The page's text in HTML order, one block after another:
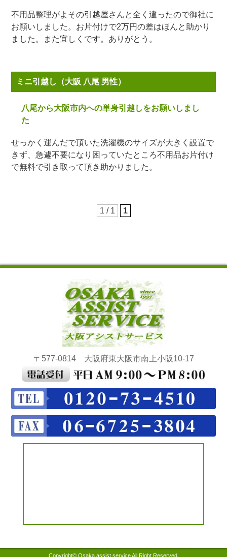
不用品整理がよその引越屋さんと全く違ったので御社に
お願いしました。お片付けで2万円の差はほんと助かり
ました。また宜しくです。ありがとう。
ミニ引越し（大阪 八尾 男性）
八尾から大阪市内への単身引越しをお願いしまし
た
せっかく運んだで頂いた洗濯機のサイズが大きく設置で
きず、急遽不要になり困っていたところ不用品お片付け
で無料で引き取って頂き助かりました。
1 / 1 1
〒577-0814 大阪府東大阪市南上小阪10-17
Copyright© Osaka assist service All Right Reserved.